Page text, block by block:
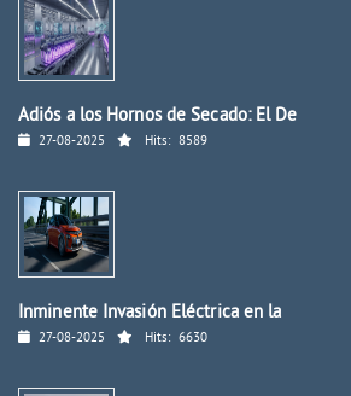
Adiós a los Hornos de Secado: El De
27-08-2025 Hits: 8589
Inminente Invasión Eléctrica en la
27-08-2025 Hits: 6630